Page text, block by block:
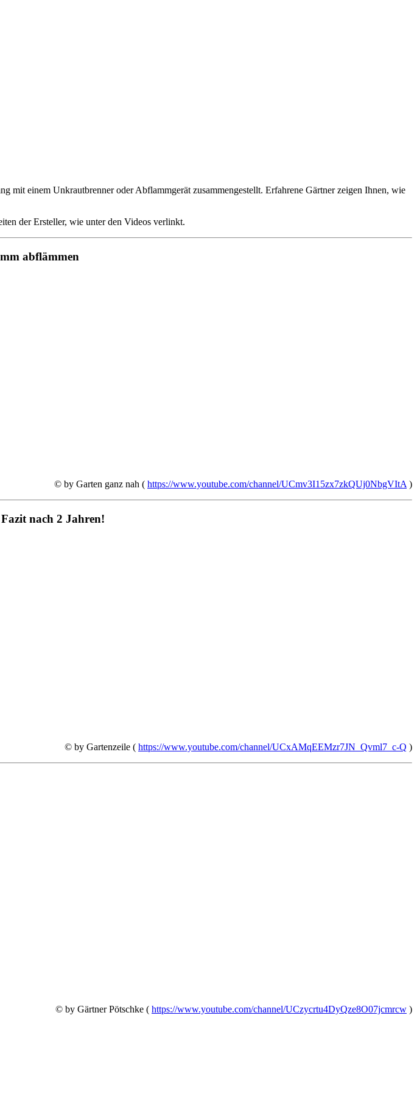
mit einem Unkrautbrenner oder Abflammgerät zusammengestellt. Erfahrene Gärtner zeigen Ihnen, wie
der Ersteller, wie unter den Videos verlinkt.
abflämmen
© by Garten ganz nah ( https://www.youtube.com/channel/UCmv3I15zx7zkQUj0NbgVItA )
nach 2 Jahren!
© by Gartenzeile ( https://www.youtube.com/channel/UCxAMqEEMzr7JN_Qvml7_c-Q )
© by Gärtner Pötschke ( https://www.youtube.com/channel/UCzycrtu4DyQze8O07jcmrcw )